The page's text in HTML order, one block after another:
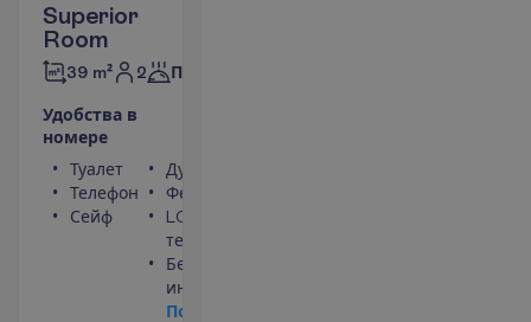
Superior
Room
39 m² 2 Полупансион
Удобства в
номере
Туалет
Телефон
Сейф
Душ
Фен
LCD
телевизор
Беспроводной
интернет
По